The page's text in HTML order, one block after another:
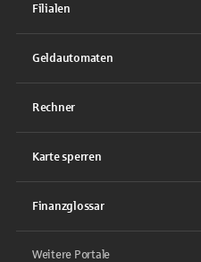
Filialen
Geldautomaten
Rechner
Karte sperren
Finanzglossar
Weitere Portale